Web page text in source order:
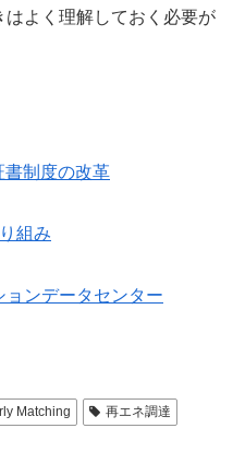
よく理解しておく必要が
制度の改革
組み
ンデータセンター
Matching
再エネ調達